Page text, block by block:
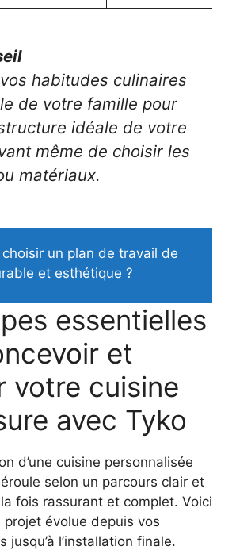
habitudes culinaires
de votre famille pour
idéale de votre
même de choisir les
matériaux.
un plan de travail de
et esthétique ?
essentielles
et
votre cuisine
avec Tyko
d’une cuisine personnalisée
selon un parcours clair et
fois rassurant et complet. Voici
évolue depuis vos
jusqu’à l’installation finale.